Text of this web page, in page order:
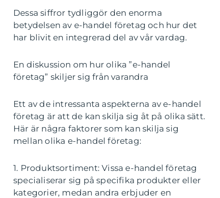
Dessa siffror tydliggör den enorma
betydelsen av e-handel företag och hur det
har blivit en integrerad del av vår vardag.
En diskussion om hur olika ”e-handel
företag” skiljer sig från varandra
Ett av de intressanta aspekterna av e-handel
företag är att de kan skilja sig åt på olika sätt.
Här är några faktorer som kan skilja sig
mellan olika e-handel företag:
1. Produktsortiment: Vissa e-handel företag
specialiserar sig på specifika produkter eller
kategorier, medan andra erbjuder en